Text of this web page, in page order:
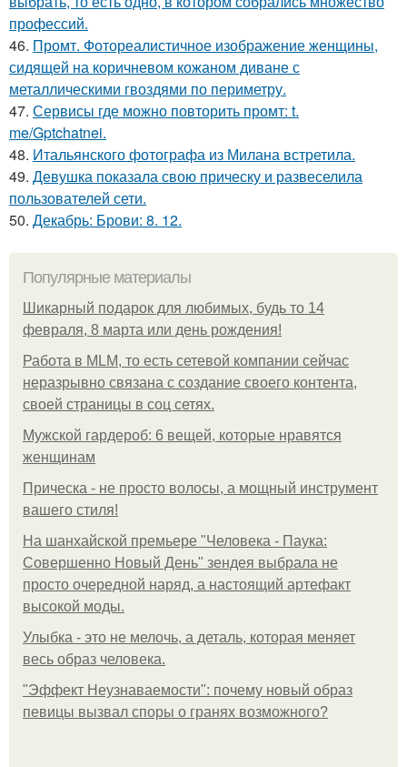
профессий.
46. Промт. Фотореалистичное изображение женщины,
сидящей на коричневом кожаном диване с
металлическими гвоздями по периметру.
47. Сервисы где можно повторить промт: t.
me/Gptchatnei.
48. Итальянского фотографа из Милана встретила.
49. Девушка показала свою прическу и развеселила
пользователей сети.
50. Декабрь: Брови: 8. 12.
Популярные материалы
Шикарный подарок для любимых, будь то 14
февраля, 8 марта или день рождения!
Работа в MLM, то есть сетевой компании сейчас
неразрывно связана с создание своего контента,
своей страницы в соц сетях.
Мужской гардероб: 6 вещей, которые нравятся
женщинам
Прическа - не просто волосы, а мощный инструмент
вашего стиля!
На шанхайской премьере "Человека - Паука:
Совершенно Новый День" зендея выбрала не
просто очередной наряд, а настоящий артефакт
высокой моды.
Улыбка - это не мелочь, а деталь, которая меняет
весь образ человека.
"Эффект Неузнаваемости": почему новый образ
певицы вызвал споры о гранях возможного?